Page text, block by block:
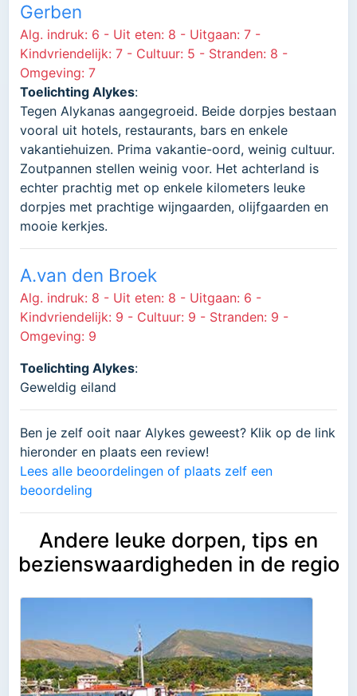
Gerben
Alg. indruk: 6 - Uit eten: 8 - Uitgaan: 7 -
Kindvriendelijk: 7 - Cultuur: 5 - Stranden: 8 -
Omgeving: 7
Toelichting Alykes:
Tegen Alykanas aangegroeid. Beide dorpjes bestaan
vooral uit hotels, restaurants, bars en enkele
vakantiehuizen. Prima vakantie-oord, weinig cultuur.
Zoutpannen stellen weinig voor. Het achterland is
echter prachtig met op enkele kilometers leuke
dorpjes met prachtige wijngaarden, olijfgaarden en
mooie kerkjes.
A.van den Broek
Alg. indruk: 8 - Uit eten: 8 - Uitgaan: 6 -
Kindvriendelijk: 9 - Cultuur: 9 - Stranden: 9 -
Omgeving: 9
Toelichting Alykes:
Geweldig eiland
Ben je zelf ooit naar Alykes geweest? Klik op de link
hieronder en plaats een review!
Lees alle beoordelingen of plaats zelf een
beoordeling
Andere leuke dorpen, tips en
bezienswaardigheden in de regio